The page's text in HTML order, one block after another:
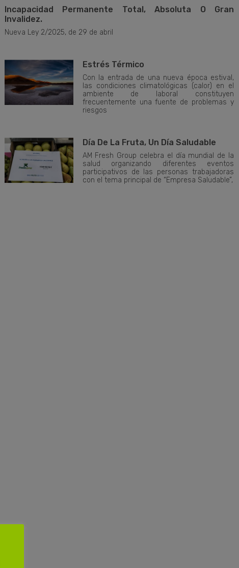
Incapacidad Permanente Total, Absoluta O Gran
Invalidez.
Nueva Ley 2/2025, de 29 de abril
Estrés Térmico
Con la entrada de una nueva época estival,
las condiciones climatológicas (calor) en el
ambiente de laboral constituyen
frecuentemente una fuente de problemas y
riesgos
Día De La Fruta, Un Día Saludable
AM Fresh Group celebra el día mundial de la
salud organizando diferentes eventos
participativos de las personas trabajadoras
con el tema principal de “Empresa Saludable”,